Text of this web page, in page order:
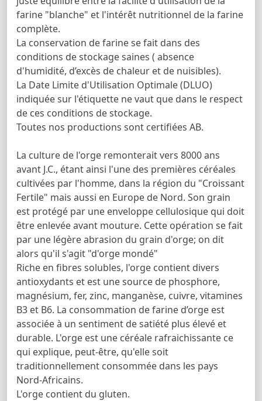
farine "blanche" et l'intérêt nutritionnel de la farine
complète.
La conservation de farine se fait dans des
conditions de stockage saines ( absence
d'humidité, d’excès de chaleur et de nuisibles).
La Date Limite d'Utilisation Optimale (DLUO)
indiquée sur l'étiquette ne vaut que dans le respect
de ces conditions de stockage.
Toutes nos productions sont certifiées AB.
La culture de l'orge remonterait vers 8000 ans
avant J.C., étant ainsi l'une des premières céréales
cultivées par l'homme, dans la région du "Croissant
Fertile" mais aussi en Europe de Nord. Son grain
est protégé par une enveloppe cellulosique qui doit
être enlevée avant mouture. Cette opération se fait
par une légère abrasion du grain d'orge; on dit
alors qu'il s'agit "d'orge mondé"
Riche en fibres solubles, l'orge contient divers
antioxydants et est une source de phosphore,
magnésium, fer, zinc, manganèse, cuivre, vitamines
B3 et B6. La consommation de farine d’orge est
associée à un sentiment de satiété plus élevé et
durable. L'orge est une céréale rafraichissante ce
qui explique, peut-être, qu'elle soit
traditionnellement consommée dans les pays
Nord-Africains.
L'orge contient du gluten.